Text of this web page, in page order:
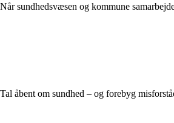
Når sundhedsvæsen og kommune
Tal åbent om sundhed – og forebyg